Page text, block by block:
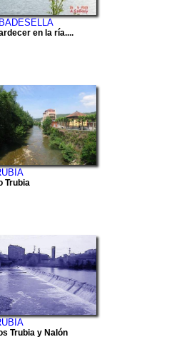
en la ría....
Trubia
Trubia y Nalón